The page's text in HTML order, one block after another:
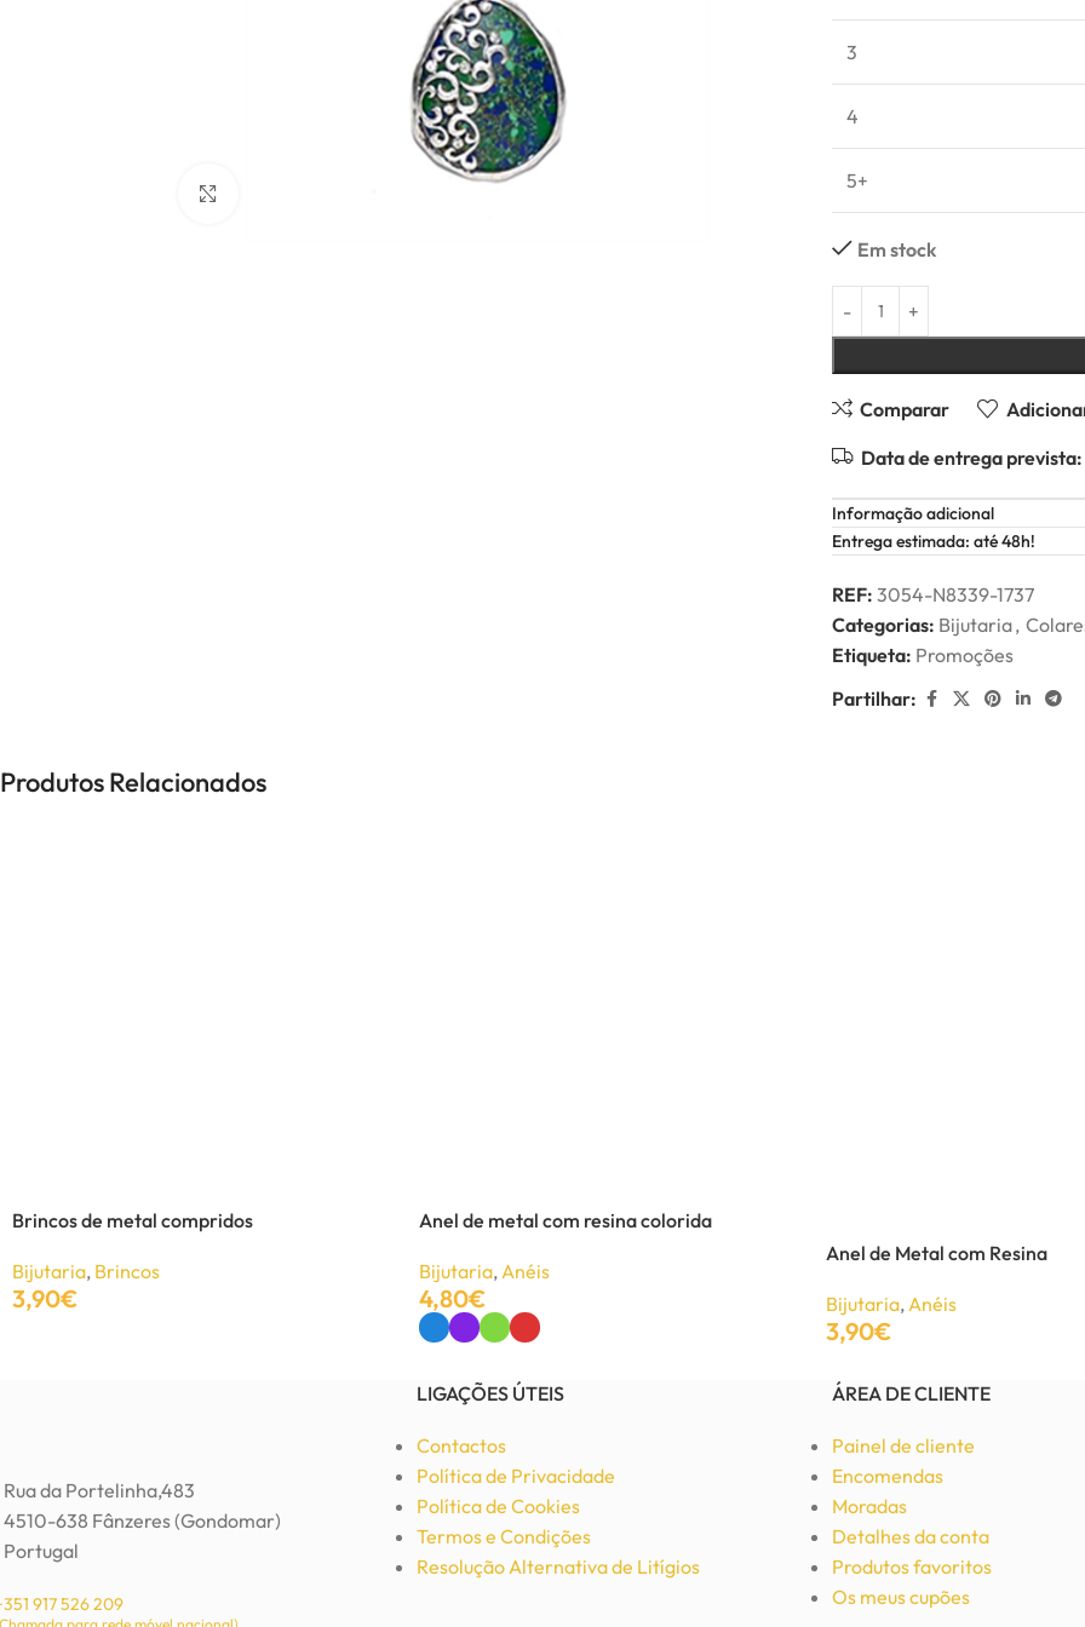
12,00€ 7,20€
Adicionar
5,00€ 3,00€
3
4
5+
Em stock
Comparar
Data de entrega prevista:
Informação adicional
Entrega estimada: até 48h!
REF: 3054-N8339-1737
Categorias: Bijutaria,
Etiqueta: Promoções
Partilhar:
Produtos Relacionados
Brincos de metal compridos
Bijutaria, Brincos
3,90€
Anel de metal com resina colorida
Bijutaria,Anéis
4,80€
Anel de Metal com Resina
Bijutaria,Anéis
3,90€
Adicionar
Rua da Portelinha,483
4510-638 Fânzeres (Gondomar)
Portugal
917 526 209
LIGAÇÕES ÚTEIS
Contactos
Política de Privacidade
Política de Cookies
Termos e Condições
Resolução Alternativa de Litígios
ÁREA DE CLIENTE
Painel de cliente
Encomendas
Moradas
Detalhes da conta
Produtos favoritos
Os meus cupões